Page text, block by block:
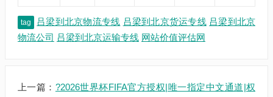
tag 吕梁到北京物流专线 吕梁到北京货运专线 吕梁到北京
物流公司 吕梁到北京运输专线 网站价值评估网
上一篇： ?2026世界杯FIFA官方授权|唯一指定中文通道|权